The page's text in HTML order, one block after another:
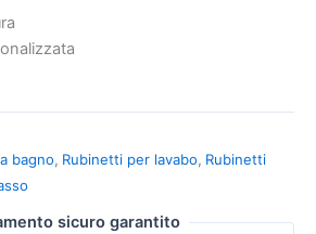
bagno, Rubinetti per lavabo, Rubinetti
sicuro garantito